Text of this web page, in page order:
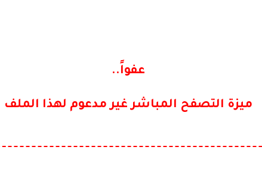
عفواً..
ميزة التصفح المباشر غير مدعوم لهذا الملف